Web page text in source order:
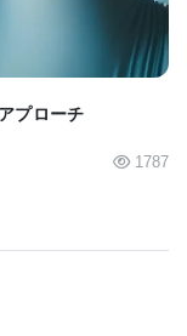
プローチ
1787